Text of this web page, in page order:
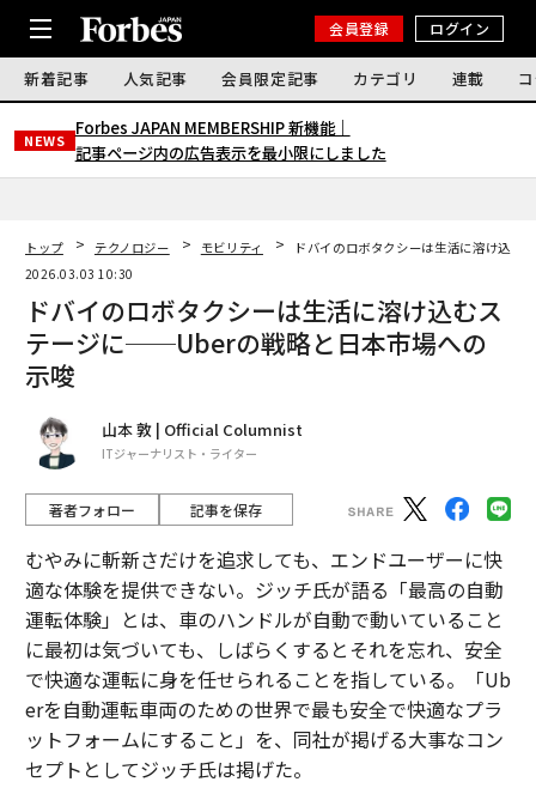
会員登録 ログイン
新着記事 人気記事 会員限定記事 カテゴリ 連載
NEWS
Forbes JAPAN MEMBERSHIP 新機能｜
記事ページ内の広告表示を最小限にしました
トップ テクノロジー モビリティ
ドバイのロボタクシーは生活に溶け込
2026.03.03 10:30
ドバイのロボタクシーは生活に溶け込むス
テージに──Uberの戦略と日本市場への
示唆
山本 敦 | Official Columnist
ITジャーナリスト・ライター
著者フォロー 記事を保存
むやみに斬新さだけを追求しても、エンドユーザーに快
適な体験を提供できない。ジッチ氏が語る「最高の自動
運転体験」とは、車のハンドルが自動で動いていること
に最初は気づいても、しばらくするとそれを忘れ、安全
で快適な運転に身を任せられることを指している。「Ub
erを自動運転車両のための世界で最も安全で快適なプラ
ットフォームにすること」を、同社が掲げる大事なコン
セプトとしてジッチ氏は掲げた。